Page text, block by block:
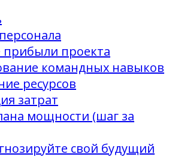
прибыли проекта
командных навыков
ресурсов
затрат
мощности (шаг за
свой будущий